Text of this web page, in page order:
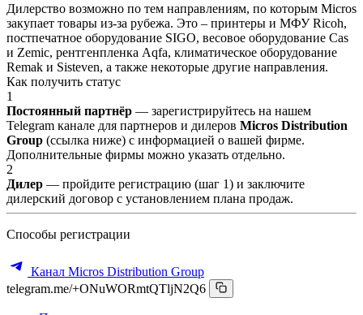
Дилерство возможно по тем направлениям, по которым Micros
закупает товары из-за рубежа. Это – принтеры и МФУ Ricoh,
постпечатное оборудование SIGO, весовое оборудование Cas
и Zemic, рентгенпленка Aqfa, климатическое оборудование
Remak и Sisteven, а также некоторые другие направления.
Как получить статус
1
Постоянный партнёр — зарегистрируйтесь на нашем
Telegram канале для партнеров и дилеров Micros Distribution
Group (ссылка ниже) с информацией о вашей фирме.
Дополнительные фирмы можно указать отдельно.
2
Дилер — пройдите регистрацию (шаг 1) и заключите
дилерский договор с установлением плана продаж.
Способы регистрации
Канал Micros Distribution Group
telegram.me/+ONuWORmtQTljN2Q6